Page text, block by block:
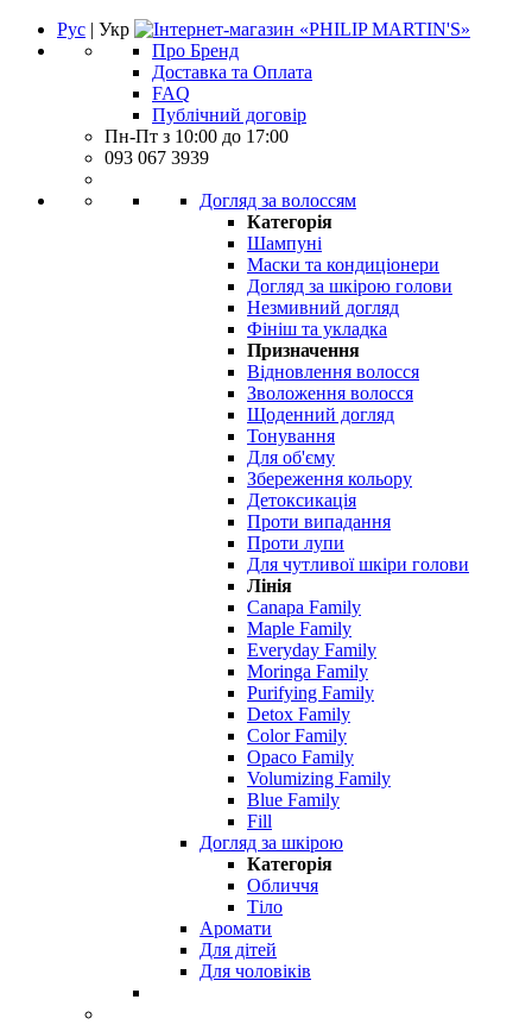
Рус | Укр
Про Бренд
Доставка та Оплата
FAQ
Публічний договір
Пн-Пт з 10:00 до 17:00
093 067 3939
Догляд за волоссям
Категорія
Шампуні
Маски та кондиціонери
Догляд за шкірою голови
Незмивний догляд
Фініш та укладка
Призначення
Відновлення волосся
Зволоження волосся
Щоденний догляд
Тонування
Для об'єму
Збереження кольору
Детоксикація
Проти випадання
Проти лупи
Для чутливої ​​шкіри голови
Лінія
Canapa Family
Maple Family
Everyday Family
Moringa Family
Purifying Family
Detox Family
Color Family
Opaco Family
Volumizing Family
Blue Family
Fill
Догляд за шкірою
Категорія
Обличчя
Тіло
Аромати
Для дітей
Для чоловіків